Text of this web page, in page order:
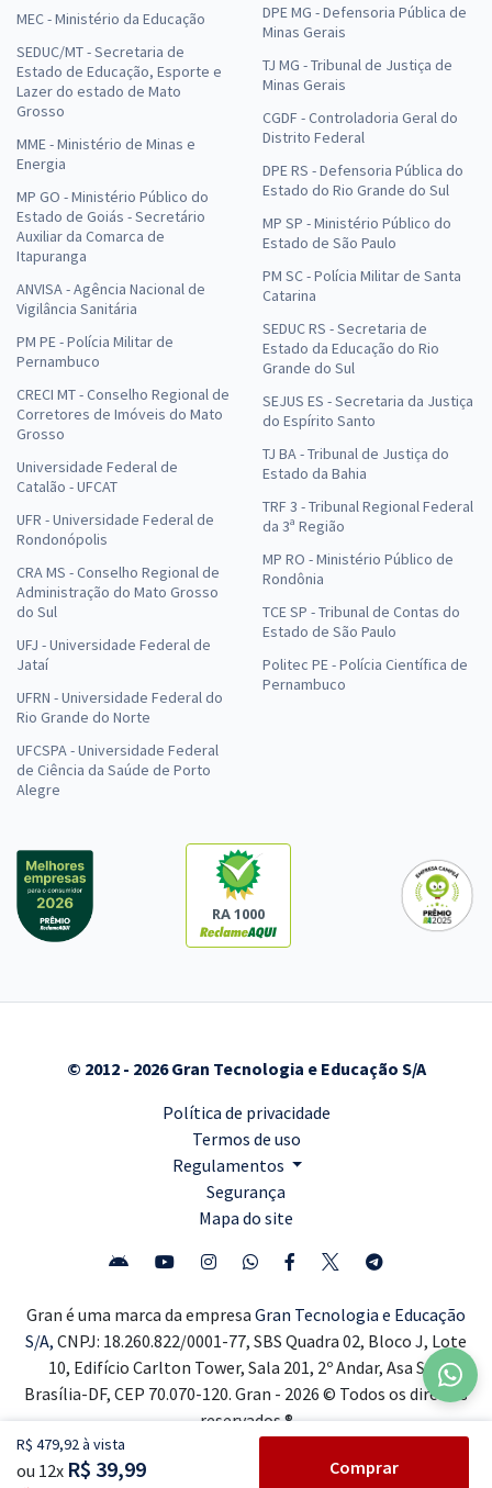
R$ 479,92 à vista
ou 12x R$ 39,99 Comprar
MEC - Ministério da Educação
SEDUC/MT - Secretaria de
Estado de Educação, Esporte e
Lazer do estado de Mato
Grosso
MME - Ministério de Minas e
Energia
MP GO - Ministério Público do
Estado de Goiás - Secretário
Auxiliar da Comarca de
Itapuranga
ANVISA - Agência Nacional de
Vigilância Sanitária
PM PE - Polícia Militar de
Pernambuco
CRECI MT - Conselho Regional de
Corretores de Imóveis do Mato
Grosso
Universidade Federal de
Catalão - UFCAT
UFR - Universidade Federal de
Rondonópolis
CRA MS - Conselho Regional de
Administração do Mato Grosso
do Sul
UFJ - Universidade Federal de
Jataí
UFRN - Universidade Federal do
Rio Grande do Norte
UFCSPA - Universidade Federal
de Ciência da Saúde de Porto
Alegre
DPE MG - Defensoria Pública de
Minas Gerais
TJ MG - Tribunal de Justiça de
Minas Gerais
CGDF - Controladoria Geral do
Distrito Federal
DPE RS - Defensoria Pública do
Estado do Rio Grande do Sul
MP SP - Ministério Público do
Estado de São Paulo
PM SC - Polícia Militar de Santa
Catarina
SEDUC RS - Secretaria de
Estado da Educação do Rio
Grande do Sul
SEJUS ES - Secretaria da Justiça
do Espírito Santo
TJ BA - Tribunal de Justiça do
Estado da Bahia
TRF 3 - Tribunal Regional Federal
da 3ª Região
MP RO - Ministério Público de
Rondônia
TCE SP - Tribunal de Contas do
Estado de São Paulo
Politec PE - Polícia Científica de
Pernambuco
RA 1000
© 2012 - 2026 Gran Tecnologia e Educação S/A
Política de privacidade
Termos de uso
Regulamentos
Segurança
Mapa do site
Gran é uma marca da empresa Gran Tecnologia e Educação
S/A, CNPJ: 18.260.822/0001-77, SBS Quadra 02, Bloco J, Lote
10, Edifício Carlton Tower, Sala 201, 2º Andar, Asa Sul,
Brasília-DF, CEP 70.070-120. Gran - 2026 © Todos os direitos
reservados ®